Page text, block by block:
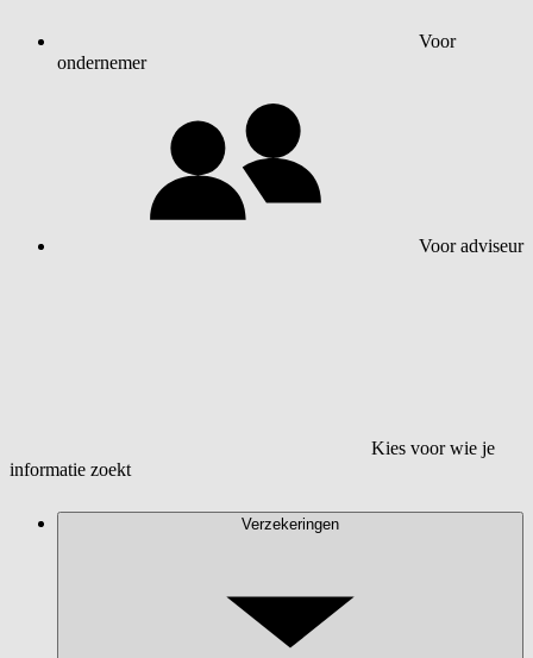
Voor
ondernemer
Voor adviseur
Kies voor wie je
informatie zoekt
Verzekeringen